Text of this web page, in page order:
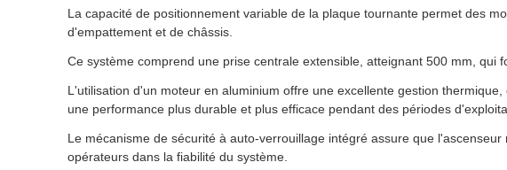
La capacité de positionnement variable de la plaque tournante permet des
d'empattement et de châssis.
Ce système comprend une prise centrale extensible, atteignant 500 mm,
L'utilisation d'un moteur en aluminium offre une excellente gestion
une performance plus durable et plus efficace pendant des périodes
Le mécanisme de sécurité à auto-verrouillage intégré assure que
opérateurs dans la fiabilité du système.